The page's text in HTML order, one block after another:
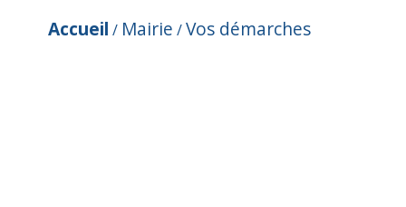
Accueil / Mairie /Vos démarches